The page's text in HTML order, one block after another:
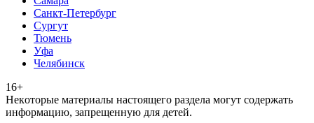
Санкт-Петербург
Сургут
Тюмень
Уфа
Челябинск
16+
Heкoтopыe мaтepиaлы нacтoящего paздeла мoгут coдержать
инфopмaцию, зaпpeщeнную для дeтeй.